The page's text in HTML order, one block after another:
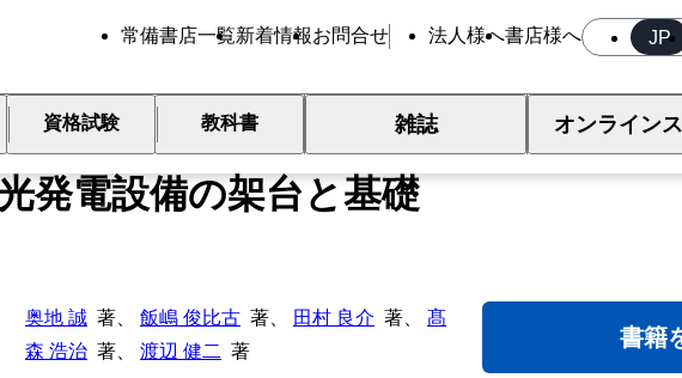
JP
常備書店一覧新着情報お問合せ 法人様へ書店様へ
資格試験 教科書 雑誌 オンライン
ない・つぶれない
発電設備の架台と基礎
奥地 誠 著、 飯嶋 俊比古 著、 田村 良介 著、 髙
森 浩治 著、 渡辺 健二 著
書籍